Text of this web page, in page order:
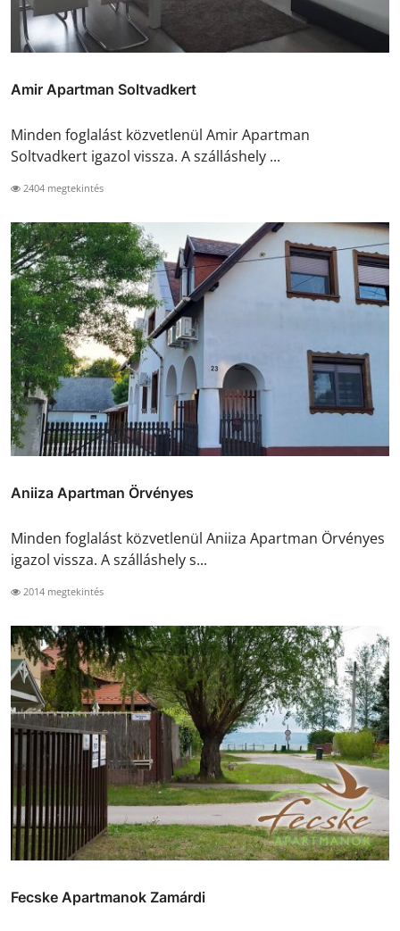
Amir Apartman Soltvadkert
Minden foglalást közvetlenül Amir Apartman
Soltvadkert igazol vissza. A szálláshely ...
2404 megtekintés
Aniiza Apartman Örvényes
Minden foglalást közvetlenül Aniiza Apartman Örvényes
igazol vissza. A szálláshely s...
2014 megtekintés
Fecske Apartmanok Zamárdi